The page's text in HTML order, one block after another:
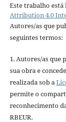
Este trabalho está
Attribution 4.0
Autores/as que
seguintes termos:
1. Autores/as que
sua obra e
realizada sob a
permite o
reconhecimento
RBEUR.